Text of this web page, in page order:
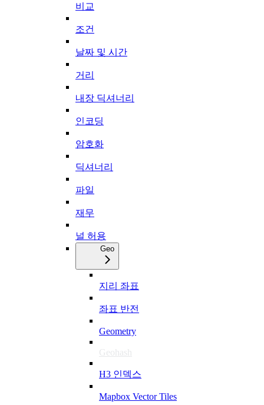
비교
조건
날짜 및 시간
거리
내장 딕셔너리
인코딩
암호화
딕셔너리
파일
재무
널 허용
Geo
지리 좌표
좌표 반전
Geometry
Geohash
H3 인덱스
Mapbox Vector Tiles